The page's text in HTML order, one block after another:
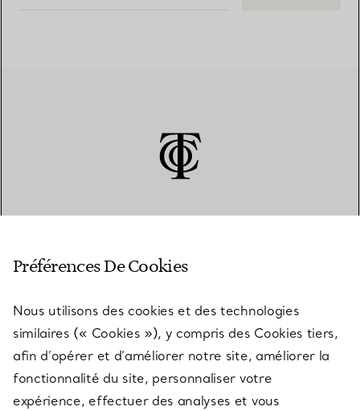
SERVICES
À PROPOS
Préférences De Cookies
Nous utilisons des cookies et des technologies
similaires (« Cookies »), y compris des Cookies tiers,
afin d’opérer et d’améliorer notre site, améliorer la
fonctionnalité du site, personnaliser votre
expérience, effectuer des analyses et vous